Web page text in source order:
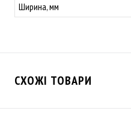
Ширина, мм
СХОЖІ ТОВАРИ